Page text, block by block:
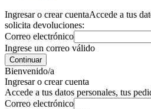
Ingresar o crear cuentaAccede a tus
solicita devoluciones:
Correo electrónico
Ingrese un correo válido
Continuar
Bienvenido/a
Ingresar o crear cuenta
Accede a tus datos personales, tus
Correo electrónico